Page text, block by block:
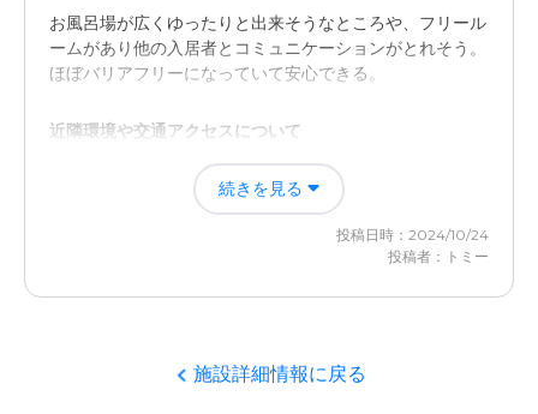
お風呂場が広くゆったりと出来そうなところや、フリール
ームがあり他の入居者とコミュニケーションがとれそう。
ほぼバリアフリーになっていて安心できる。
近隣環境や交通アクセスについて
やはり車で行かないと不便であり、電車では通いづらいと
思った。写真で見た外観とは違いがあった。 価格も他所
に比べると高めなので考えている。
続きを見る
投稿日時：2024/10/24
投稿者：トミー
施設詳細情報に戻る